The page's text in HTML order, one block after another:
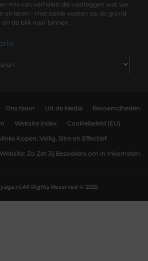
mix van verhalen die vastleggen wat we
en leren – met beide voeten op de grond
en de blik naar binnen.
Ons team Uit de Media Beroemdheden
Website index Cookiebeleid (EU)
Kopen: Veilig, Slim en Effectief
Zo Zet Jij Bezoekers om in Inkomsten
All Rights Reserved © 2025